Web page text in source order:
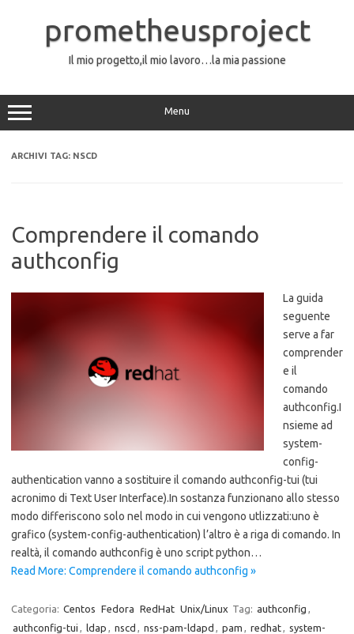
contenutoprometheusproject
Il mio progetto,il mio lavoro…la mia passione
Menu
ARCHIVI TAG: NSCD
Comprendere il comando
authconfig
La guida
seguente
serve a far
comprender
e il
comando
authconfig.I
nsieme ad
system-
config-
authentication vanno a sostituire il comando authconfig-tui (tui
acronimo di Text User Interface).In sostanza funzionano allo stesso
modo differiscono solo nel modo in cui vengono utlizzati:uno è
grafico (system-config-authentication) l’altro è a riga di comando. In
realtà, il comando authconfig è uno script python…
Read More: Comprendere il comando authconfig »
Categoria: Centos Fedora RedHat Unix/Linux Tag: authconfig ,
authconfig-tui , ldap , nscd , nss-pam-ldapd , pam , redhat, system-